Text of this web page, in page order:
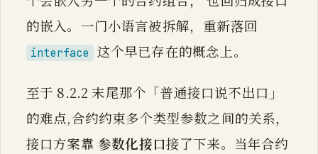
的嵌入。一门小语言被拆解，重新落回
interface 这个早已存在的概念上。
至于 8.2.2 末尾那个「普通接口说不出口」
的难点,合约约束多个类型参数之间的关系，
接口方案靠 参数化接口接了下来。当年合约